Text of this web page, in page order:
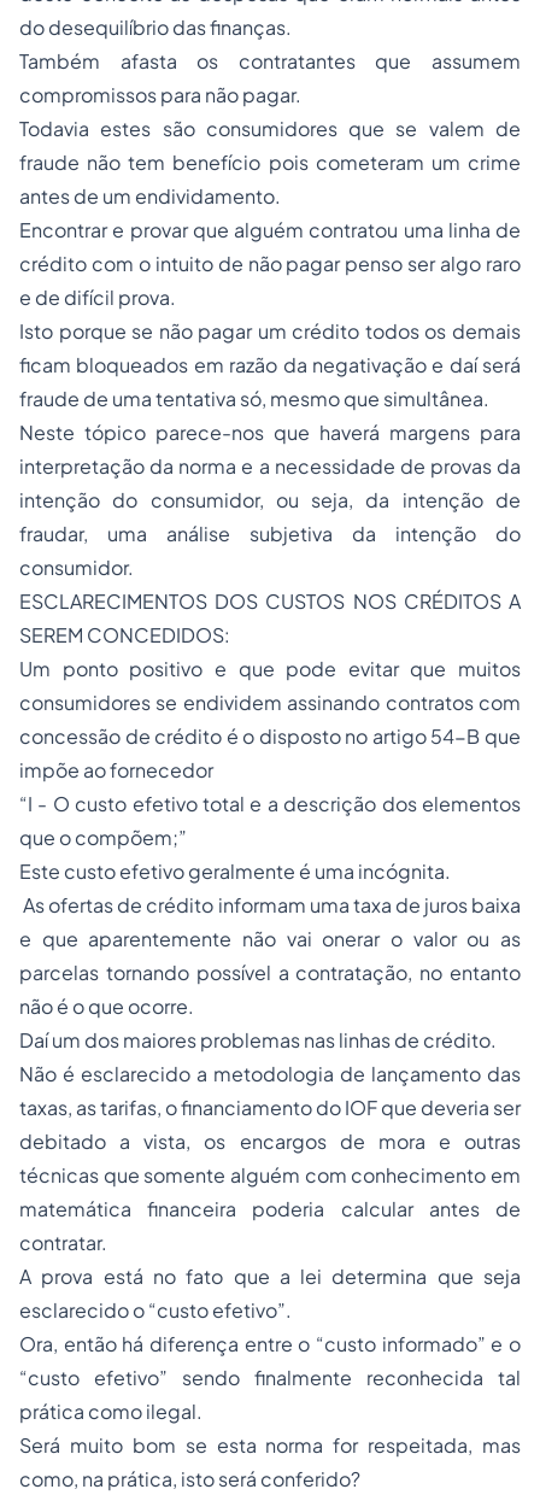
do desequilíbrio das finanças.
Também afasta os contratantes que assumem
compromissos para não pagar.
Todavia estes são consumidores que se valem de
fraude não tem benefício pois cometeram um crime
antes de um endividamento.
Encontrar e provar que alguém contratou uma linha de
crédito com o intuito de não pagar penso ser algo raro
e de difícil prova.
Isto porque se não pagar um crédito todos os demais
ficam bloqueados em razão da negativação e daí será
fraude de uma tentativa só, mesmo que simultânea.
Neste tópico parece-nos que haverá margens para
interpretação da norma e a necessidade de provas da
intenção do consumidor, ou seja, da intenção de
fraudar, uma análise subjetiva da intenção do
consumidor.
ESCLARECIMENTOS DOS CUSTOS NOS CRÉDITOS A
SEREM CONCEDIDOS:
Um ponto positivo e que pode evitar que muitos
consumidores se endividem assinando contratos com
concessão de crédito é o disposto no artigo 54-B que
impõe ao fornecedor
“I - O custo efetivo total e a descrição dos elementos
que o compõem;”
Este custo efetivo geralmente é uma incógnita.
As ofertas de crédito informam uma taxa de juros baixa
e que aparentemente não vai onerar o valor ou as
parcelas tornando possível a contratação, no entanto
não é o que ocorre.
Daí um dos maiores problemas nas linhas de crédito.
Não é esclarecido a metodologia de lançamento das
taxas, as tarifas, o financiamento do IOF que deveria ser
debitado a vista, os encargos de mora e outras
técnicas que somente alguém com conhecimento em
matemática financeira poderia calcular antes de
contratar.
A prova está no fato que a lei determina que seja
esclarecido o “custo efetivo”.
Ora, então há diferença entre o “custo informado” e o
“custo efetivo” sendo finalmente reconhecida tal
prática como ilegal.
Será muito bom se esta norma for respeitada, mas
como, na prática, isto será conferido?